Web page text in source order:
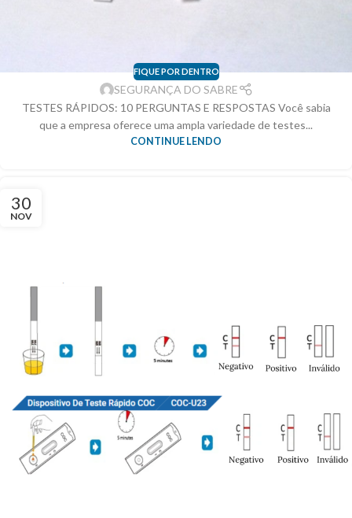
FIQUE POR DENTRO
SEGURANÇA DO SABRE
TESTES RÁPIDOS: 10 PERGUNTAS E RESPOSTAS Você sabia
que a empresa oferece uma ampla variedade de testes...
CONTINUE LENDO
30
NOV